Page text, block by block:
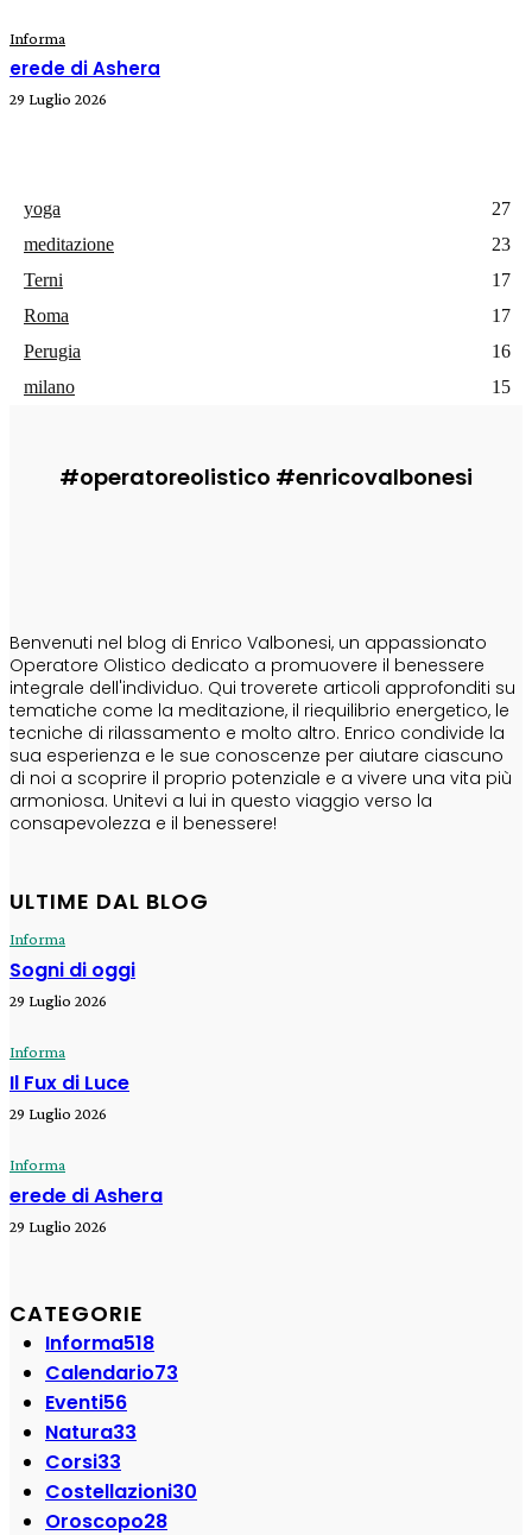
Informa
erede di Ashera
29 Luglio 2026
yoga
27
meditazione
23
Terni
17
Roma
17
Perugia
16
milano
15
#operatoreolistico #enricovalbonesi
Benvenuti nel blog di Enrico Valbonesi, un appassionato
Operatore Olistico dedicato a promuovere il benessere
integrale dell'individuo. Qui troverete articoli approfonditi su
tematiche come la meditazione, il riequilibrio energetico, le
tecniche di rilassamento e molto altro. Enrico condivide la
sua esperienza e le sue conoscenze per aiutare ciascuno
di noi a scoprire il proprio potenziale e a vivere una vita più
armoniosa. Unitevi a lui in questo viaggio verso la
consapevolezza e il benessere!
ULTIME DAL BLOG
Informa
Sogni di oggi
29 Luglio 2026
Informa
Il Fux di Luce
29 Luglio 2026
Informa
erede di Ashera
29 Luglio 2026
CATEGORIE
Informa518
Calendario73
Eventi56
Natura33
Corsi33
Costellazioni30
Oroscopo28